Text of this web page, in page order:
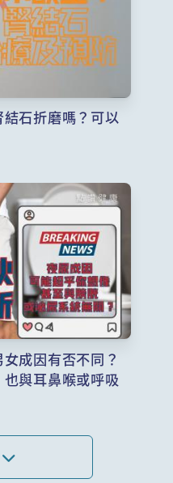
石折磨嗎？可以
成因有否不同？
與耳鼻喉或呼吸